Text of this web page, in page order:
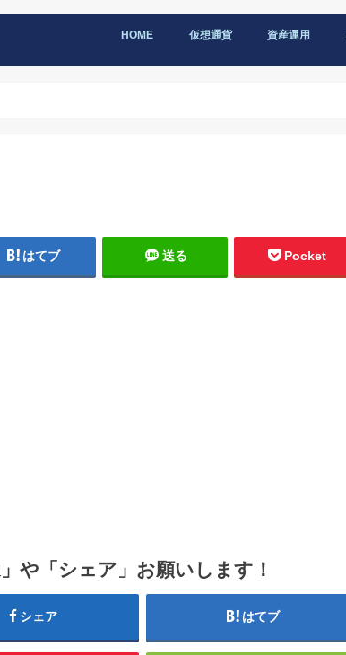
HOME 仮想通貨 資産運用
はてブ 送る Pocket
や「シェア」お願いします！
シェア はてブ